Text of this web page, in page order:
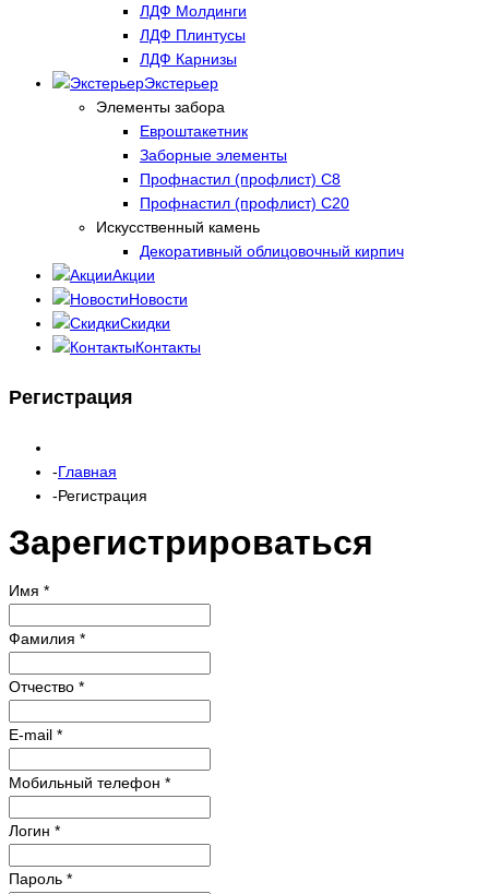
ЛДФ Молдинги
ЛДФ Плинтусы
ЛДФ Карнизы
Экстерьер
Элементы забора
Евроштакетник
Заборные элементы
Профнастил (профлист) С8
Профнастил (профлист) С20
Искусственный камень
Декоративный облицовочный кирпич
Акции
Новости
Скидки
Контакты
Регистрация
Главная
Регистрация
Зарегистрироваться
Имя *
Фамилия *
Отчество *
E-mail *
Мобильный телефон *
Логин *
Пароль *